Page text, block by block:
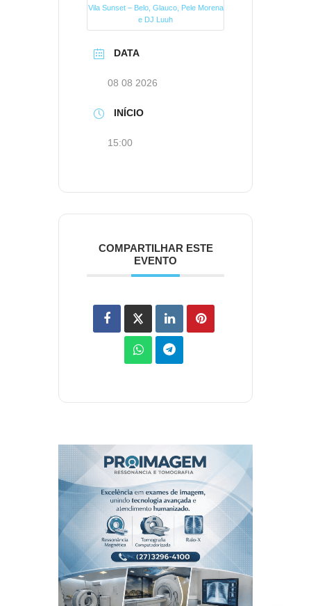
Vila Sunset – Belo, Glauco, Pele Morena
e DJ Luuh
DATA
08 08 2026
INÍCIO
15:00
COMPARTILHAR ESTE
EVENTO